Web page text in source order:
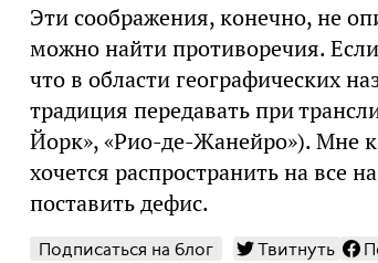
Эти соображения, конечно, не
можно найти противоречия.
что в области географических
традиция передавать при
Йорк», «Рио-де-Жанейро»). Мне
хочется распространить на все
поставить дефис.
Подписаться на блог Твитнуть